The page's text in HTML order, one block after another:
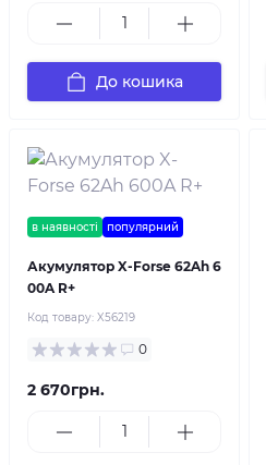
До кошика
в наявності популярний
Акумулятор X-Forse 62Ah 6
00A R+
Код товару: X56219
0
2 670грн.